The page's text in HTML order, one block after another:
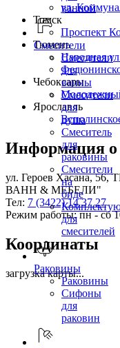
ванной
Смесители
Смесители
для
ванны
Смесители
для
душа
Смеситель
для
раковины
Смесители
на
биде
для
смесителей
Раковины
Раковины
Сифоны
для
раковин
ул.
Томск
Проспект
Тюмень
Народная
Чебоксары
Ярославль
Информация о
ул. Героев Хасана, 56,
ВАНН & МЕБЕЛИ"
Тел: 7 (3422) 14 37 27
Режим работы: пн - сб
Координаты
загрузка карты...